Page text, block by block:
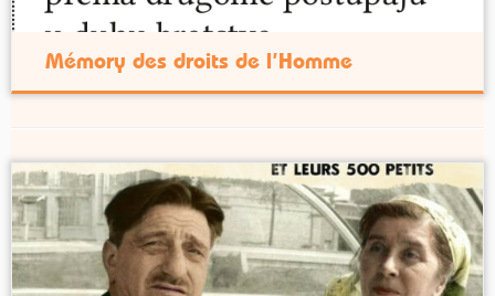
Mémory des droits de l’Homme